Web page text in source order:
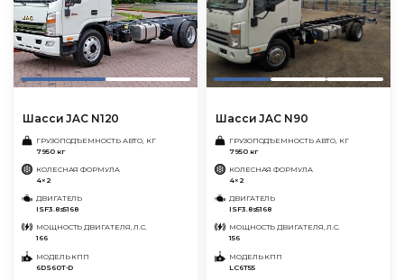
Шасси JAC N120
ГРУЗОПОДЪЕМНОСТЬ АВТО, КГ
7950 кг
КОЛЕСНАЯ ФОРМУЛА
4×2
ДВИГАТЕЛЬ
ISF3.8s5168
МОЩНОСТЬ ДВИГАТЕЛЯ, Л.С.
166
МОДЕЛЬ КПП
6DS60T-D
Шасси JAC N90
ГРУЗОПОДЪЕМНОСТЬ АВТО, КГ
7950 кг
КОЛЕСНАЯ ФОРМУЛА
4×2
ДВИГАТЕЛЬ
ISF3.8s5168
МОЩНОСТЬ ДВИГАТЕЛЯ, Л.С.
156
МОДЕЛЬ КПП
LC6T55